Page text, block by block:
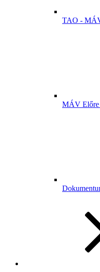
TAO -
MÁV Előre